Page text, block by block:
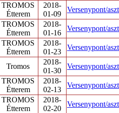
TROMOS
Étterem
2018-
01-09
Versenypont/
TROMOS
Étterem
2018-
01-16
Versenypont/
TROMOS
Étterem
2018-
01-23
Versenypont/
Tromos
2018-
01-30
Versenypont/
TROMOS
Étterem
2018-
02-13
Versenypont/
TROMOS
Étterem
2018-
02-20
Versenypont/